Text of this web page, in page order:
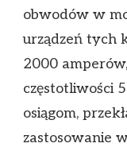
obwodów w
urządzeń tych
2000
częstotliwości
osiągom,
zastosowanie